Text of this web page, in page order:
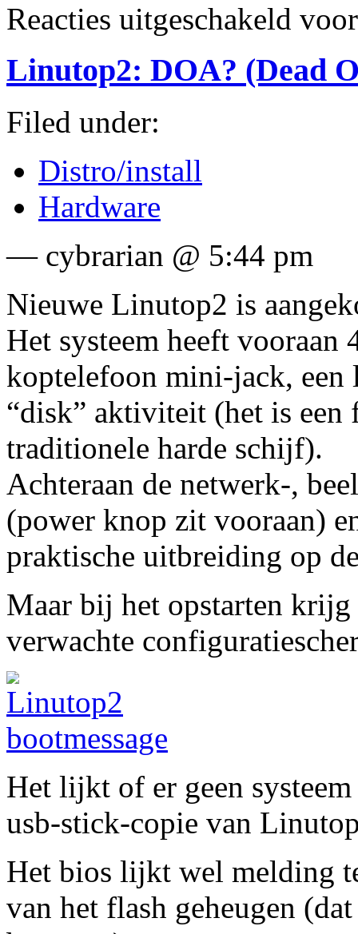
Reacties uitgeschakeld
Linutop2: DOA? (Dead
Filed under:
Distro/install
Hardware
— cybrarian @ 5:44 pm
Nieuwe Linutop2 is
Het systeem heeft vooraan
koptelefoon mini-jack, een
“disk” aktiviteit (het is een
traditionele harde schijf).
Achteraan de netwerk-,
(power knop zit vooraan)
praktische uitbreiding op
Maar bij het opstarten
verwachte
Het lijkt of er geen
usb-stick-copie van
Het bios lijkt wel melding
van het flash geheugen